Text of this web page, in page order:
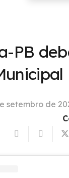
PB
setembro de